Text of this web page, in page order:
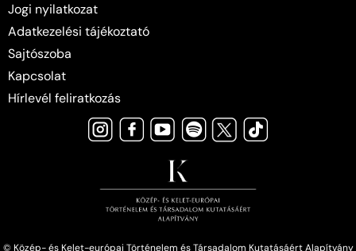
Jogi nyilatkozat
Adatkezelési tájékoztató
Sajtószoba
Kapcsolat
Hírlevél feliratkozás
© Közép- és Kelet-európai Történelem és Társadalom Kutatásáért Alapítvány